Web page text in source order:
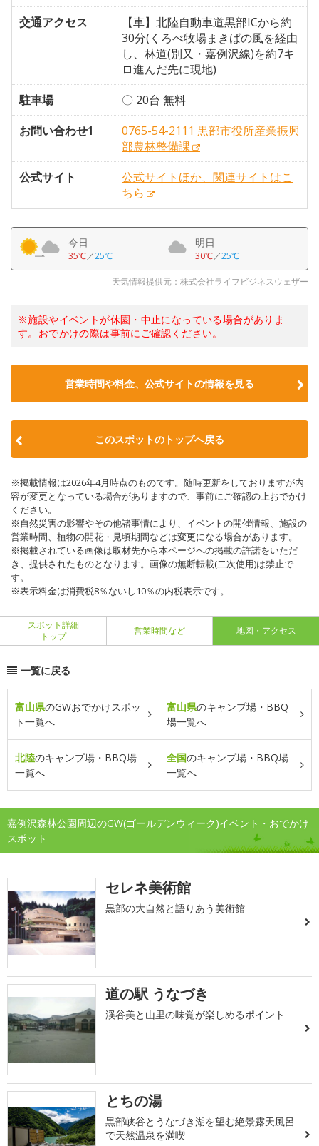
交通アクセス
【車】北陸自動車道黒部ICから約
30分(くろべ牧場まきばの風を経由
し、林道(別又・嘉例沢線)を約7キ
ロ進んだ先に現地)
駐車場
〇 20台 無料
お問い合わせ1
0765-54-2111 黒部市役所産業振興
部農林整備課
公式サイト
公式サイトほか、関連サイトはこ
ちら
今日
35℃／25℃
明日
30℃／25℃
天気情報提供元：株式会社ライフビジネスウェザー
※施設やイベントが休園・中止になっている場合がありま
す。おでかけの際は事前にご確認ください。
営業時間や料金、公式サイトの情報を見る
このスポットのトップへ戻る
※掲載情報は2026年4月時点のものです。随時更新をしておりますが内
容が変更となっている場合がありますので、事前にご確認の上おでかけ
ください。
※自然災害の影響やその他諸事情により、イベントの開催情報、施設の
営業時間、植物の開花・見頃期間などは変更になる場合があります。
※掲載されている画像は取材先から本ページへの掲載の許諾をいただ
き、提供されたものとなります。画像の無断転載(二次使用)は禁止で
す。
※表示料金は消費税8％ないし10％の内税表示です。
スポット詳細
トップ
営業時間など 地図・アクセス
一覧に戻る
富山県のGWおでかけスポッ
ト一覧へ
富山県のキャンプ場・BBQ
場一覧へ
北陸のキャンプ場・BBQ場
一覧へ
全国のキャンプ場・BBQ場
一覧へ
嘉例沢森林公園周辺のGW(ゴールデンウィーク)イベント・おでかけ
スポット
セレネ美術館
黒部の大自然と語りあう美術館
道の駅 うなづき
渓谷美と山里の味覚が楽しめるポイント
とちの湯
黒部峡谷とうなづき湖を望む絶景露天風呂
で天然温泉を満喫